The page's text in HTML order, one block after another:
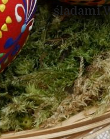
śladami